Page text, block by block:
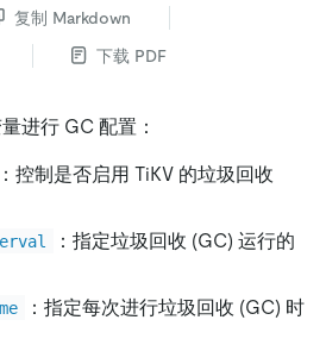
复制 Markdown
下载 PDF
进行 GC 配置：
：控制是否启用 TiKV 的垃圾回收
：指定垃圾回收 (GC) 运行的
：指定每次进行垃圾回收 (GC) 时